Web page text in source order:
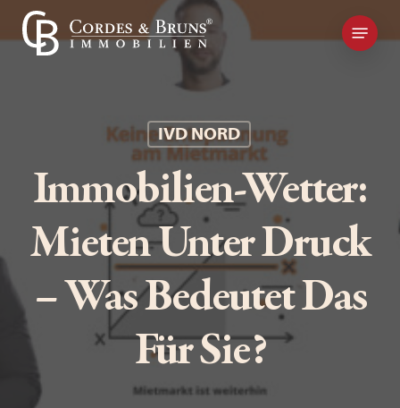
Skip
to
Kontakt
IVD NORD
Immobilien-Wetter:
Mieten Unter Druck
– Was Bedeutet Das
Für Sie?